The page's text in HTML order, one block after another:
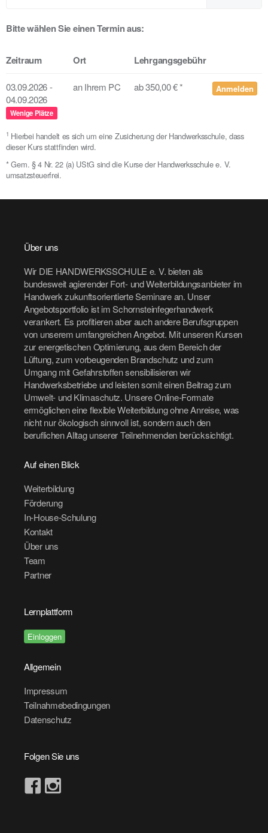
Bitte wählen Sie einen Termin aus:
Zeitraum Ort Lehrgangsgebühr
03.09.2026 -
04.09.2026
an Ihrem PC ab 350,00 € * Anmelden
Wenige Plätze
1 Hierbei handelt es sich um eine Zusicherung der Handwerksschule, dass
dieser Kurs stattfinden wird.
* Gem. § 4 Nr. 22 (a) UStG sind die Kurse der Handwerksschule e. V.
umsatzsteuerfrei.
Über uns
Wir DIE HANDWERKSSCHULE e. V. bieten als
bundesweit agierender Fort- und Weiterbildungsanbieter im
Handwerk zukunftsorientierte Seminare an. Unser
Angebotsportfolio ist im Schornsteinfegerhandwerk
verankert. Es profitieren aber auch andere Berufsgruppen
von unserem umfangreichen Angebot. Mit unseren Kursen
zur energetischen Optimierung, aus dem Bereich der
Lüftung, zum vorbeugenden Brandschutz und zum
Umgang mit Gefahrstoffen sensibilisieren wir
Handwerksbetriebe und leisten somit einen Beitrag zum
Umwelt- und Klimaschutz. Unsere Online-Formate
ermöglichen eine flexible Weiterbildung ohne Anreise, was
nicht nur ökologisch sinnvoll ist, sondern auch den
beruflichen Alltag unserer Teilnehmenden berücksichtigt.
Auf einen Blick
Weiterbildung
Förderung
In-House-Schulung
Kontakt
Über uns
Team
Partner
Lernplattform
Einloggen
Allgemein
Impressum
Teilnahmebedingungen
Datenschutz
Folgen Sie uns